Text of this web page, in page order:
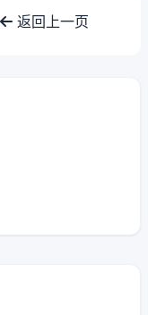
返回上一页